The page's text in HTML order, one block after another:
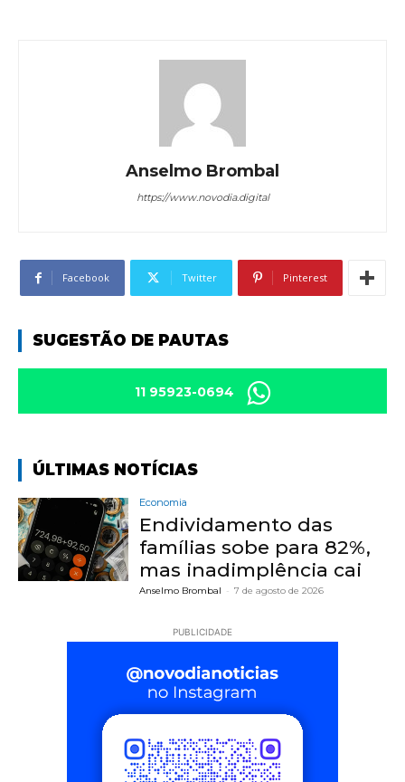
Anselmo Brombal
https://www.novodia.digital
Facebook Twitter Pinterest
SUGESTÃO DE PAUTAS
11 95923-0694
ÚLTIMAS NOTÍCIAS
Economia
Endividamento das
famílias sobe para 82%,
mas inadimplência cai
Anselmo Brombal - 7 de agosto de 2026
PUBLICIDADE